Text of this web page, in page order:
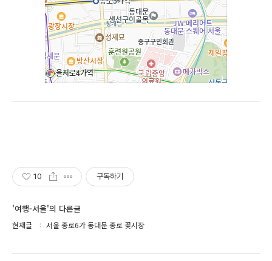
10 구독하기
'여행-서울'의 다른글
현재글 서울 종로6가 동대문 종로 꽃시장